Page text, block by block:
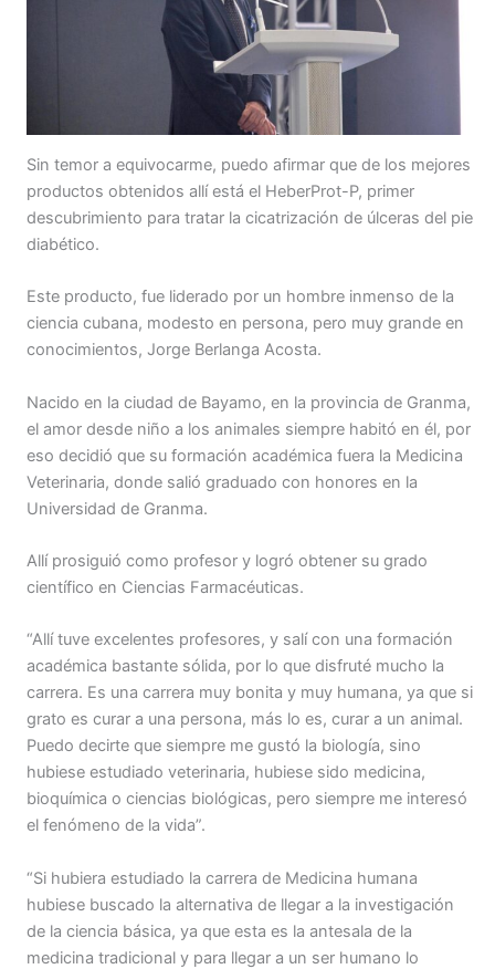
Sin temor a equivocarme, puedo afirmar que de los mejores
productos obtenidos allí está el HeberProt-P, primer
descubrimiento para tratar la cicatrización de úlceras del pie
diabético.
Este producto, fue liderado por un hombre inmenso de la
ciencia cubana, modesto en persona, pero muy grande en
conocimientos, Jorge Berlanga Acosta.
Nacido en la ciudad de Bayamo, en la provincia de Granma,
el amor desde niño a los animales siempre habitó en él, por
eso decidió que su formación académica fuera la Medicina
Veterinaria, donde salió graduado con honores en la
Universidad de Granma.
Allí prosiguió como profesor y logró obtener su grado
científico en Ciencias Farmacéuticas.
“Allí tuve excelentes profesores, y salí con una formación
académica bastante sólida, por lo que disfruté mucho la
carrera. Es una carrera muy bonita y muy humana, ya que si
grato es curar a una persona, más lo es, curar a un animal.
Puedo decirte que siempre me gustó la biología, sino
hubiese estudiado veterinaria, hubiese sido medicina,
bioquímica o ciencias biológicas, pero siempre me interesó
el fenómeno de la vida”.
“Si hubiera estudiado la carrera de Medicina humana
hubiese buscado la alternativa de llegar a la investigación
de la ciencia básica, ya que esta es la antesala de la
medicina tradicional y para llegar a un ser humano lo